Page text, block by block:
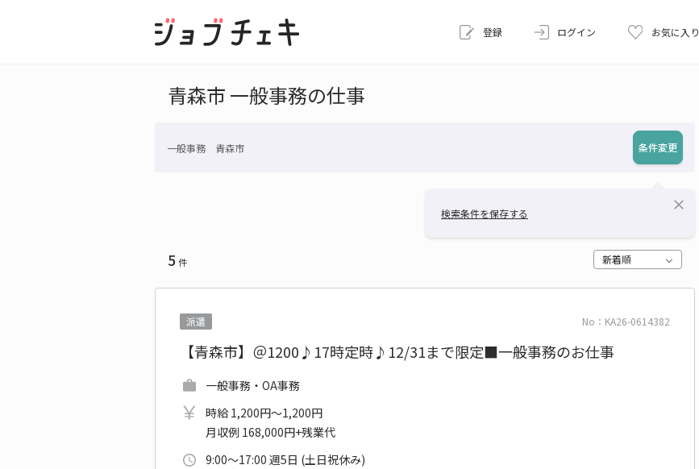
登録 ログイン お気に入り
青森市 一般事務の仕事
一般事務 青森市 条件変更
検索条件を保存する
close
5 件 新着順
No：KA26-0614382
派遣
【青森市】＠1200♪17時定時♪12/31まで限定■一般事務のお仕事
一般事務・OA事務
時給 1,200円～1,200円
月収例 168,000円+残業代
9:00～17:00 週5日 (土日祝休み)